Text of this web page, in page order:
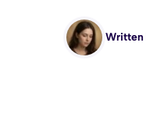
Written